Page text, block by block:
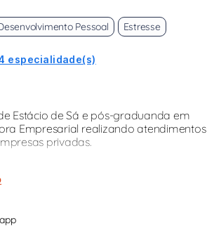
Pessoal Estresse
especialidade(s)
Estácio de Sá e pós-graduanda em
Empresarial realizando atendimentos
privadas.